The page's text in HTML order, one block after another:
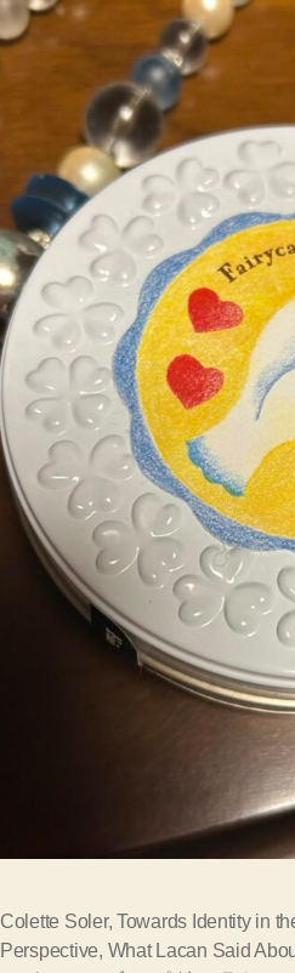
Colette Soler, Towards Identity in
Perspective, What Lacan Said